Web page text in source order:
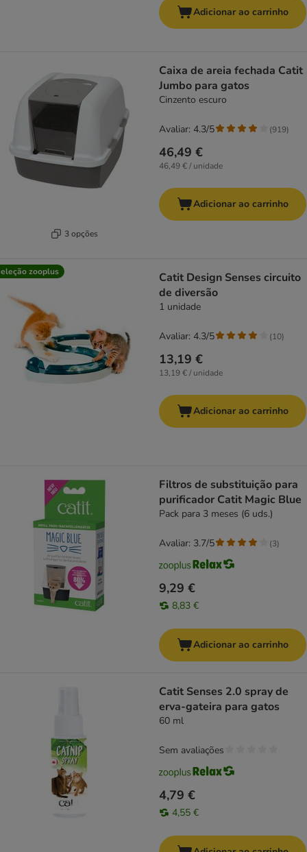
Adicionar ao carrinho
3 opções
Caixa de areia fechada Catit
Jumbo para gatos
Cinzento escuro
46,49 €
46,49 € / unidade
Avaliar: 4.3/5 (919)
Adicionar ao carrinho
zooplus
Catit Design Senses circuito
de diversão
1 unidade
13,19 €
13,19 € / unidade
Avaliar: 4.3/5 (10)
Adicionar ao carrinho
Filtros de substituição para
purificador Catit Magic Blue
Pack para 3 meses (6 uds.)
9,29 €
8,83 €
Avaliar: 3.7/5 (3)
Adicionar ao carrinho
Catit Senses 2.0 spray de
erva-gateira para gatos
60 ml
4,79 €
4,55 €
Sem avaliações